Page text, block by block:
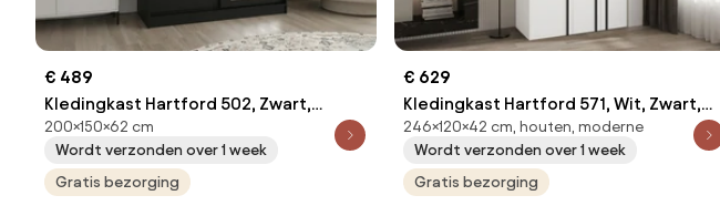
€ 489
Kledingkast Hartford 502, Zwart,
200x150x62cm, 125 kg, Kledingkast
deuren: Schuivend, Aantal planken: 5,
Aantal planken: 5
200×150×62 cm
Wordt verzonden over 1 week
Gratis bezorging
€ 629
Kledingkast Hartford 571, Wit, Zwart,
246x120x42cm, 100 kg, Kledingkast
deuren: Met scharnieren, Aantal
planken: 8, Aantal planken: 8
246×120×42 cm, houten, moderne
Wordt verzonden over 1 week
Gratis bezorging